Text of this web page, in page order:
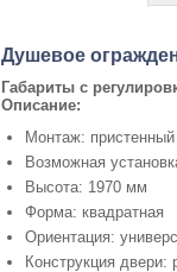
Душевое
Габариты с
Описание:
Монтаж: пристенный
Возможная
Высота: 1970 мм
Форма: квадратная
Ориентация:
Конструкция двери: